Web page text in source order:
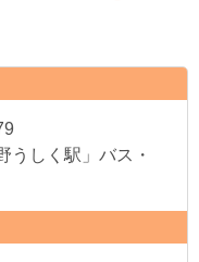
うしく駅」バス・